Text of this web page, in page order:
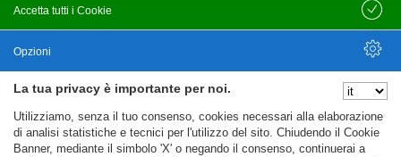
La tua privacy è importante per noi.
Utilizziamo, senza il tuo consenso, cookies necessari alla elaborazione
di analisi statistiche e tecnici per l'utilizzo del sito. Chiudendo il Cookie
Banner, mediante il simbolo 'X' o negando il consenso, continuerai a
Accetta tutti i Cookie
Salva
Opzioni
Nascondi Opzioni